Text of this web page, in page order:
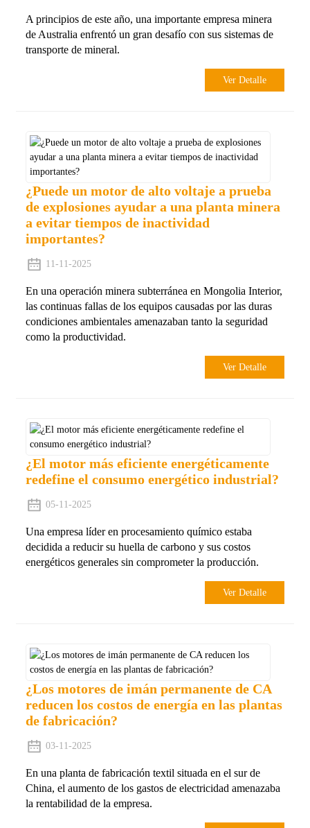
A principios de este año, una importante empresa minera
de Australia enfrentó un gran desafío con sus sistemas de
transporte de mineral.
Ver Detalle
¿Puede un motor de alto voltaje a prueba
de explosiones ayudar a una planta minera
a evitar tiempos de inactividad
importantes?
11-11-2025
En una operación minera subterránea en Mongolia Interior,
las continuas fallas de los equipos causadas por las duras
condiciones ambientales amenazaban tanto la seguridad
como la productividad.
Ver Detalle
¿El motor más eficiente energéticamente
redefine el consumo energético industrial?
05-11-2025
Una empresa líder en procesamiento químico estaba
decidida a reducir su huella de carbono y sus costos
energéticos generales sin comprometer la producción.
Ver Detalle
¿Los motores de imán permanente de CA
reducen los costos de energía en las plantas
de fabricación?
03-11-2025
En una planta de fabricación textil situada en el sur de
China, el aumento de los gastos de electricidad amenazaba
la rentabilidad de la empresa.